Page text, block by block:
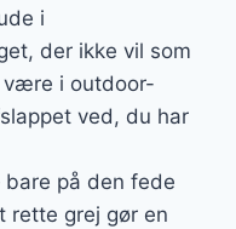
i
der ikke vil som
være i outdoor-
ved, du har
på den fede
rette grej gør en